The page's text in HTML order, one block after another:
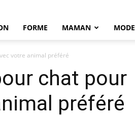
FORME MAMAN MODE
votre animal préféré
chat pour
préféré